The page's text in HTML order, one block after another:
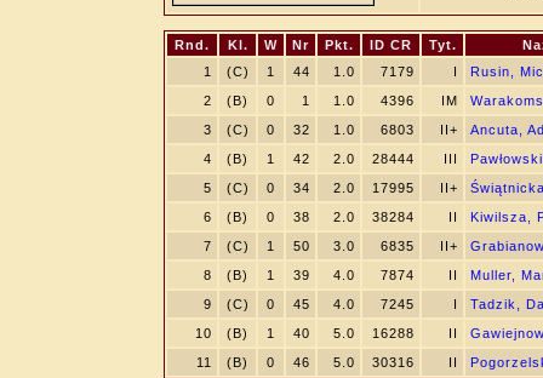
Rnd. Kl. W Nr Pkt. ID CR Tyt.
1
(C) 1 44 1.0 7179 I
Rusin,
2
(B) 0 1 1.0 4396 IM
3
(C) 0 32 1.0 6803 II+
Ancuta,
4
(B) 1 42 2.0 28444 III
5
(C) 0 34 2.0 17995 II+
6
(B) 0 38 2.0 38284 II
Kiwilsza,
7
(C) 1 50 3.0 6835 II+
8
(B) 1 39 4.0 7874 II
Muller,
9
(C) 0 45 4.0 7245 I
Tadzik,
10
(B) 1 40 5.0 16288 II
11
(B) 0 46 5.0 30316 II